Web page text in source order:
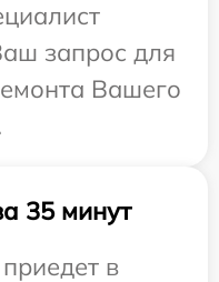
запрос для
Вашего
35 минут
в